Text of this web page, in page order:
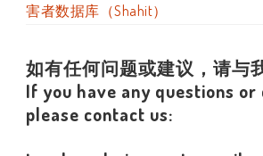
害者数据库（Shahit）
如有任何问题或建议，请与
If you have any questions or
please contact us: